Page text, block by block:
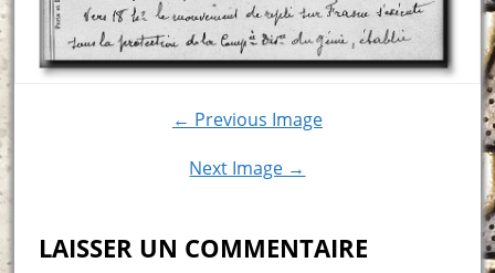
← Previous Image
Next Image →
LAISSER UN COMMENTAIRE